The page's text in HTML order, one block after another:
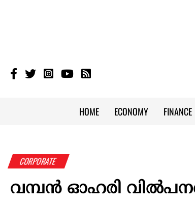
HOME ECONOMY FINANCE
CORPORATE
വമ്പൻ ഓഹരി